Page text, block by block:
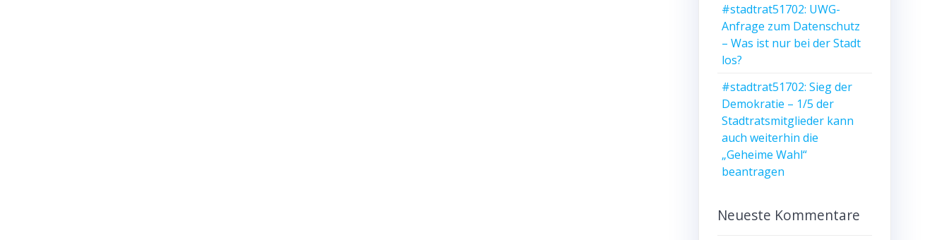
#stadtrat51702: UWG-
Anfrage zum Datenschutz
– Was ist nur bei der Stadt
los?
#stadtrat51702: Sieg der
Demokratie – 1/5 der
Stadtratsmitglieder kann
auch weiterhin die
„Geheime Wahl“
beantragen
Neueste Kommentare